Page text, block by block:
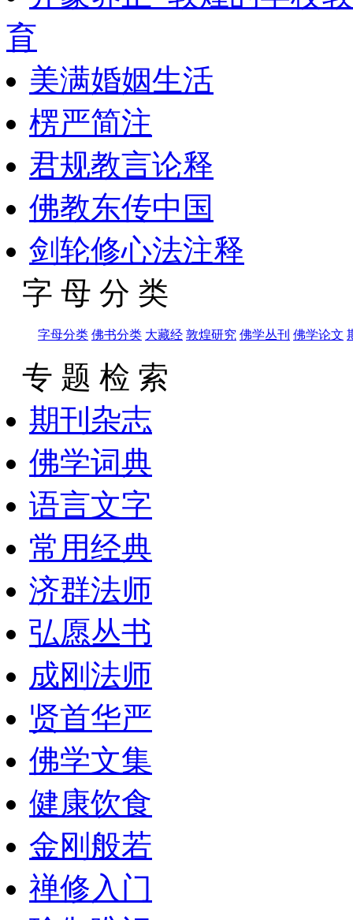
育
美满婚姻生活
楞严简注
君规教言论释
佛教东传中国
剑轮修心法注释
字 母 分 类
字母分类 佛书分类 大藏经 敦煌研究 佛学丛刊 佛学论文
专 题 检 索
期刊杂志
佛学词典
语言文字
常用经典
济群法师
弘愿丛书
成刚法师
贤首华严
佛学文集
健康饮食
金刚般若
禅修入门